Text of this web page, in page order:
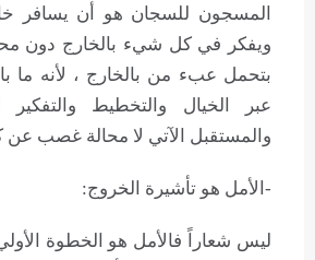
المسجون للسجان هو أن يسافر
ويفكر في كل شيء بالخارج دون
بتحمل عبء من بالخارج ، لأنه ما
عبر الخيال والتخطيط
والمستقبل الآتي لا محالة غصب عن
-الأمل هو تأشيرة الخروج:
ليس شعاراً فالأمل هو الخطوة